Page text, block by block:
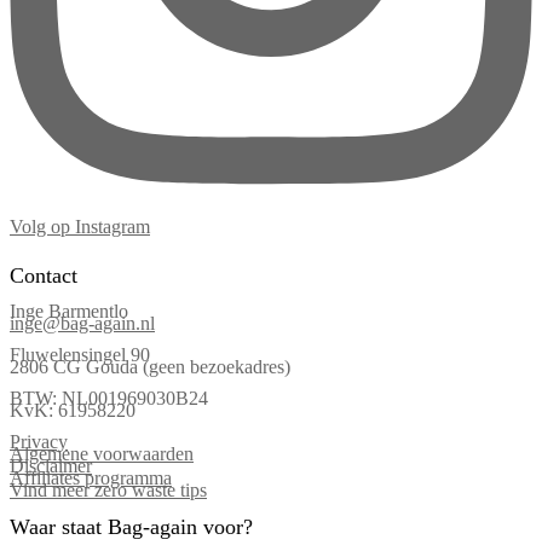
Volg op Instagram
Contact
Inge Barmentlo
inge@bag-again.nl
Fluwelensingel 90
2806 CG Gouda (geen bezoekadres)
BTW: NL001969030B24
KvK: 61958220
Privacy
Algemene voorwaarden
Disclaimer
Affiliates programma
Vind meer zero waste tips
Waar staat Bag-again voor?